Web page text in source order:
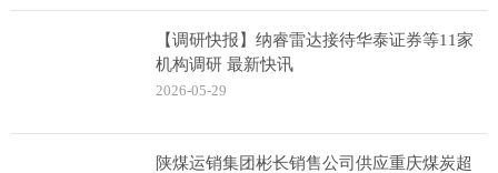
【调研快报】纳睿雷达接待华泰证券等11家
机构调研 最新快讯
2026-05-29
陕煤运销集团彬长销售公司供应重庆煤炭超